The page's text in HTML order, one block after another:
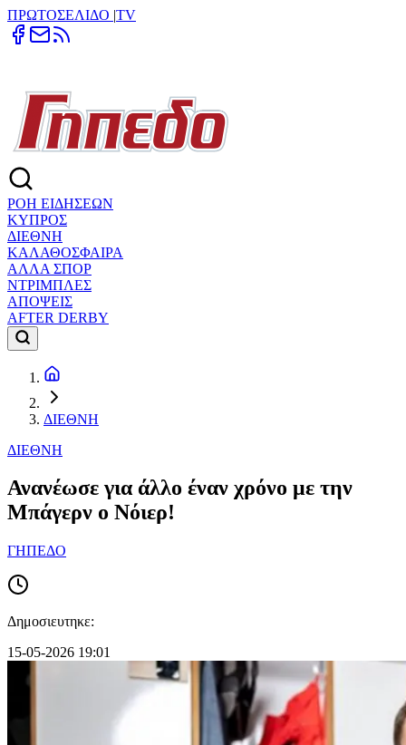
ΠΡΩΤΟΣΕΛΙΔΟ |TV
ΡΟΗ ΕΙΔΗΣΕΩΝ
ΚΥΠΡΟΣ
ΔΙΕΘΝΗ
ΚΑΛΑΘΟΣΦΑΙΡΑ
ΑΛΛΑ ΣΠΟΡ
ΝΤΡΙΜΠΛΕΣ
ΑΠΟΨΕΙΣ
AFTER DERBY
ΔΙΕΘΝΗ
ΔΙΕΘΝΗ
Ανανέωσε για άλλο έναν χρόνο με την
Μπάγερν ο Νόιερ!
ΓΗΠΕΔΟ
Δημοσιευτηκε:
15-05-2026 19:01